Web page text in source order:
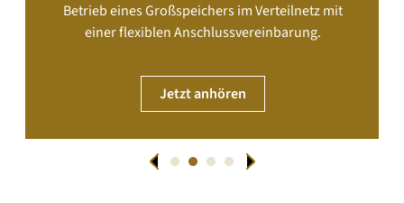
Betrieb eines Großspeichers im Verteilnetz mit
einer flexiblen Anschlussvereinbarung.
Jetzt anhören